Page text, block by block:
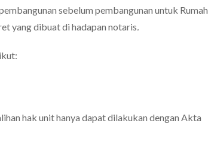
sebelum pembangunan untuk Rumah
yang dibuat di hadapan notaris.
hak unit hanya dapat dilakukan dengan Akta